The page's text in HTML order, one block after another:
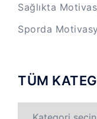
Sağlıkta
Sporda
TÜM